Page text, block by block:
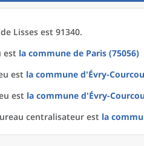
de Lisses est 91340.
est la commune de Paris (75056)
est la commune d'Évry-
est la commune d'Évry-
centralisateur est la